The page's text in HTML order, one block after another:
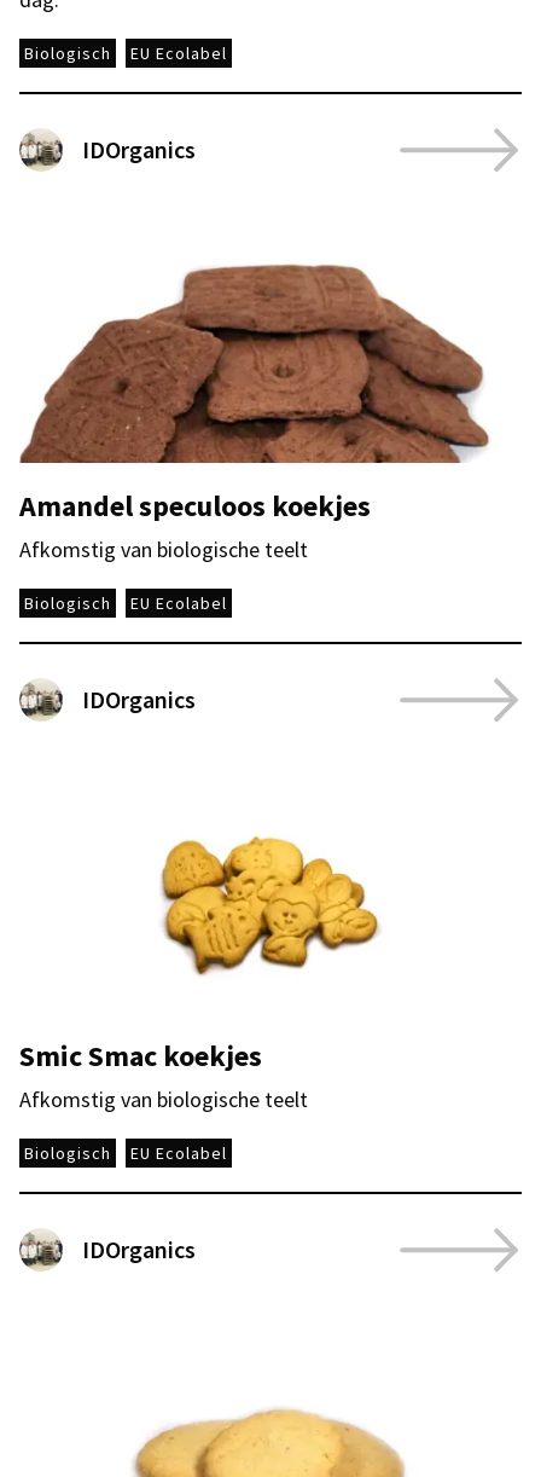
Biologisch EU Ecolabel
IDOrganics
Amandel speculoos koekjes
Afkomstig van biologische teelt
Biologisch EU Ecolabel
IDOrganics
Smic Smac koekjes
Afkomstig van biologische teelt
Biologisch EU Ecolabel
IDOrganics